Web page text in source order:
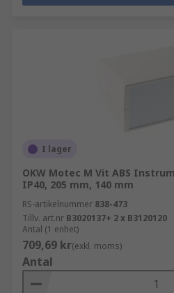
I lager
OKW Motec M Vit ABS
IP40, 205 mm, 140 mm
RS-artikelnummer 838-473
Tillv. art.nr B3020137+ 2 x B3120120
Antal (1 enhet)
709,69 kr(exkl. moms)
Antal